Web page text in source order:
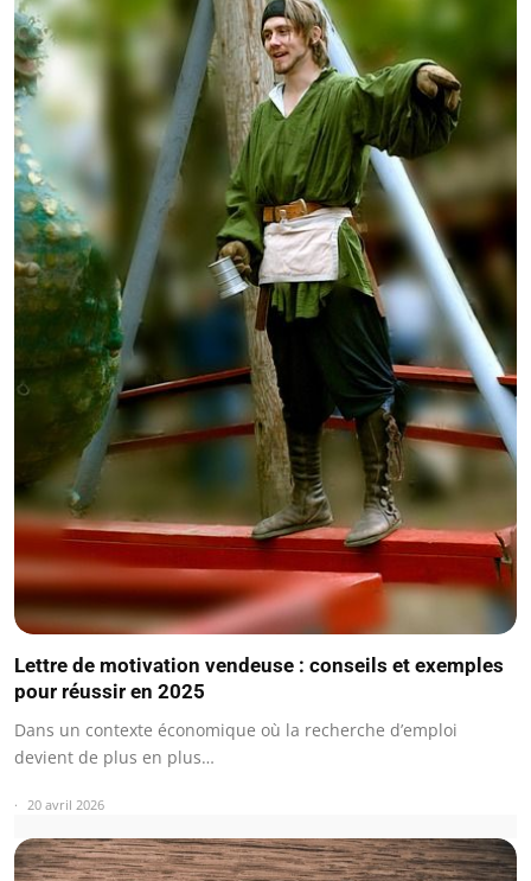
Lettre de motivation vendeuse : conseils et exemples
pour réussir en 2025
Dans un contexte économique où la recherche d’emploi
devient de plus en plus…
20 avril 2026